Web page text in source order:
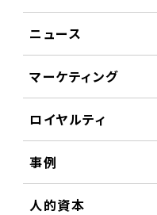
ニュース
マーケティング
ロイヤルティ
事例
人的資本